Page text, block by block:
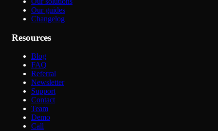
Our guides
Changelog
Resources
Blog
FAQ
Referral
Newsletter
Support
Contact
Team
Demo
Call